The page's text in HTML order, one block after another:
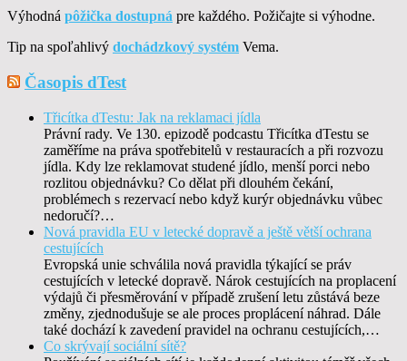
Výhodná pôžička dostupná pre každého. Požičajte si výhodne.
Tip na spoľahlivý dochádzkový systém Vema.
Časopis dTest
Třicítka dTestu: Jak na reklamaci jídla
Právní rady. Ve 130. epizodě podcastu Třicítka dTestu se
zaměříme na práva spotřebitelů v restauracích a při rozvozu
jídla. Kdy lze reklamovat studené jídlo, menší porci nebo
rozlitou objednávku? Co dělat při dlouhém čekání,
problémech s rezervací nebo když kurýr objednávku vůbec
nedoručí?…
Nová pravidla EU v letecké dopravě a ještě větší ochrana
cestujících
Evropská unie schválila nová pravidla týkající se práv
cestujících v letecké dopravě. Nárok cestujících na proplacení
výdajů či přesměrování v případě zrušení letu zůstává beze
změny, zjednodušuje se ale proces proplácení náhrad. Dále
také dochází k zavedení pravidel na ochranu cestujících,…
Co skrývají sociální sítě?